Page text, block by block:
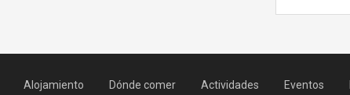
Alojamiento Dónde comer Actividades Eventos